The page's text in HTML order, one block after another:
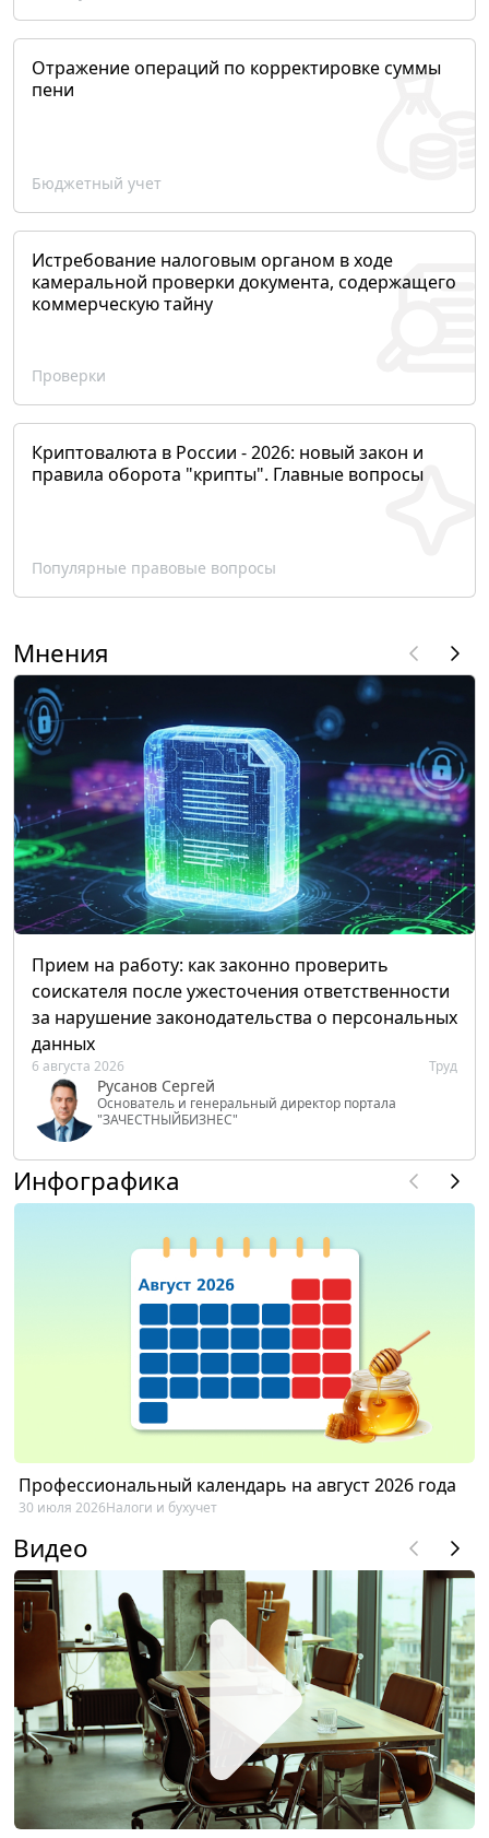
Отражение операций по корректировке суммы
пени
Бюджетный учет
Истребование налоговым органом в ходе
камеральной проверки документа, содержащего
коммерческую тайну
Проверки
Криптовалюта в России - 2026: новый закон и
правила оборота "крипты". Главные вопросы
Популярные правовые вопросы
Мнения
Прием на работу: как законно проверить
соискателя после ужесточения ответственности
за нарушение законодательства о персональных
данных
6 августа 2026 Труд
Русанов Сергей
Основатель и генеральный директор портала
"ЗАЧЕСТНЫЙБИЗНЕС"
Инфографика
Профессиональный календарь на август 2026 года
30 июля 2026Налоги и бухучет
Видео